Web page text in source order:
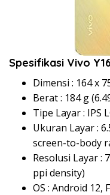
Spesifikasi Vivo
Dimensi : 164 x
Berat : 184 g
Tipe Layar : IPS
Ukuran Layar :
screen-to-body
Resolusi Layar :
ppi density)
OS : Android 12,